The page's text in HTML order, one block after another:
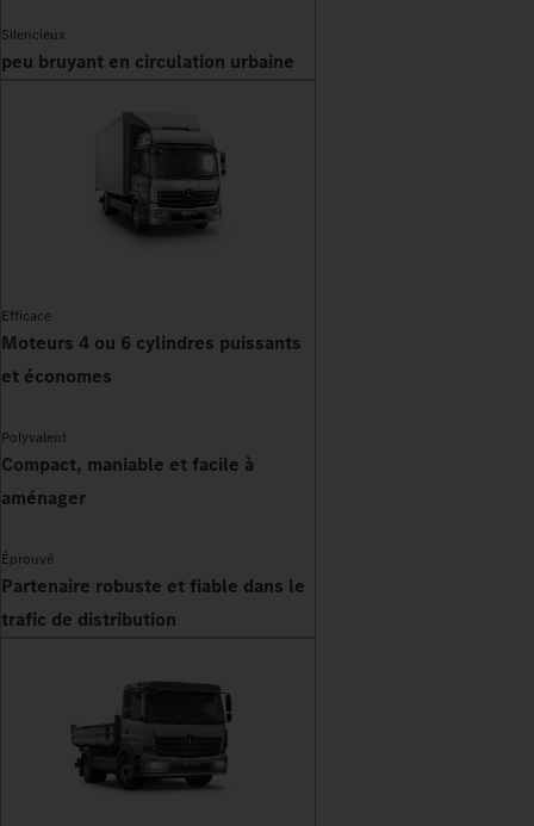
Silencieux
peu bruyant en circulation urbaine
Efficace
Moteurs 4 ou 6 cylindres puissants
et économes
Polyvalent
Compact, maniable et facile à
aménager
Éprouvé
Partenaire robuste et fiable dans le
trafic de distribution